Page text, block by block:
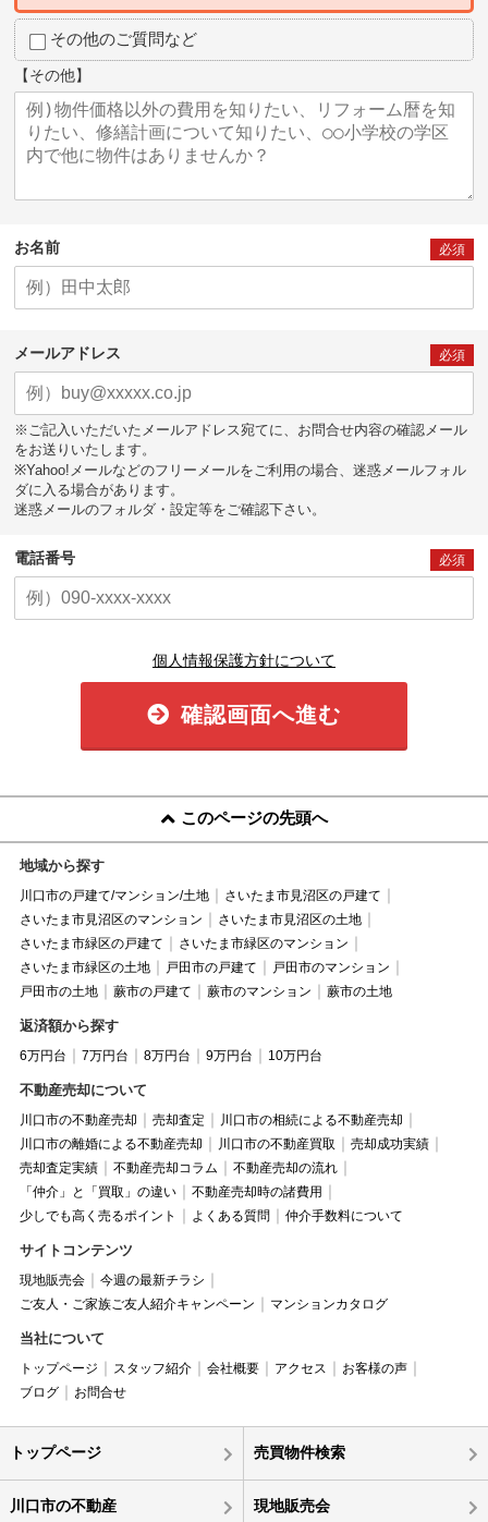
その他のご質問など
【その他】
お名前 必須
メールアドレス 必須
※ご記入いただいたメールアドレス宛てに、お問合せ内容の確認メール
をお送りいたします。
※Yahoo!メールなどのフリーメールをご利用の場合、迷惑メールフォル
ダに入る場合があります。
迷惑メールのフォルダ・設定等をご確認下さい。
電話番号 必須
個人情報保護方針について
確認画面へ進む
このページの先頭へ
地域から探す
川口市の戸建て/マンション/土地
さいたま市見沼区の戸建て
さいたま市見沼区のマンション
さいたま市見沼区の土地
さいたま市緑区の戸建て
さいたま市緑区のマンション
さいたま市緑区の土地
戸田市の戸建て
戸田市のマンション
戸田市の土地
蕨市の戸建て 蕨市のマンション 蕨市の土地
返済額から探す
6万円台 7万円台 8万円台 9万円台 10万円台
不動産売却について
川口市の不動産売却 売却査定
川口市の相続による不動産売却
川口市の離婚による不動産売却
川口市の不動産買取
売却成功実績
売却査定実績
不動産売却コラム
不動産売却の流れ
「仲介」と「買取」の違い
不動産売却時の諸費用
少しでも高く売るポイント
よくある質問 仲介手数料について
サイトコンテンツ
現地販売会
今週の最新チラシ
ご友人・ご家族ご友人紹介キャンペーン
マンションカタログ
当社について
トップページ スタッフ紹介 会社概要 アクセス
お客様の声
ブログ
お問合せ
トップページ 売買物件検索
川口市の不動産 現地販売会